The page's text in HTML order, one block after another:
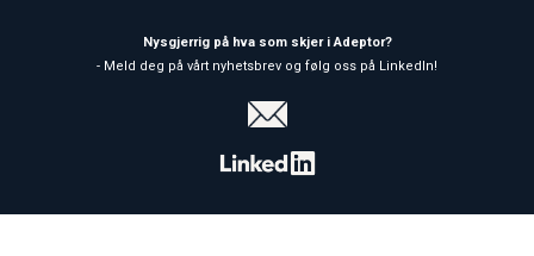
Nysgjerrig på hva som skjer i Adeptor?
- Meld deg på vårt nyhetsbrev og følg oss på LinkedIn!